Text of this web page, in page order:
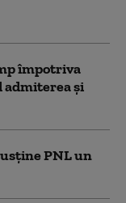
împotriva
și
PNL un